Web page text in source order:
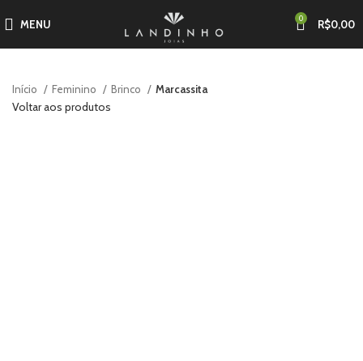
MENU 0 R$0,00
Início Feminino Brinco Marcassita
Voltar aos produtos